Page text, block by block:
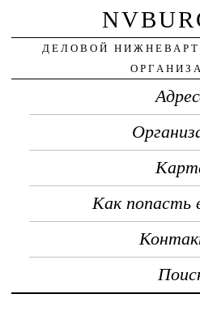
ДЕЛОВОЙ
Как попасть